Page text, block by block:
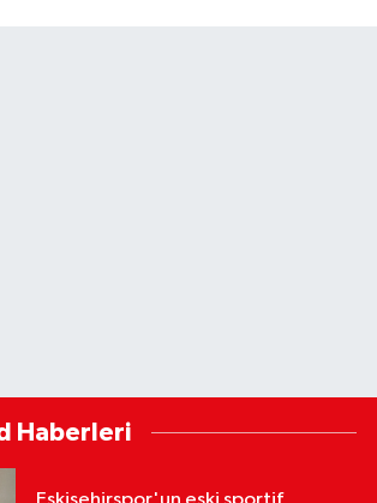
Haberleri